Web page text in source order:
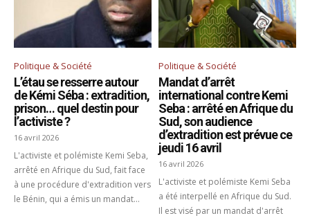
Politique & Société
L’étau se resserre autour
de Kémi Séba : extradition,
prison… quel destin pour
l’activiste ?
16 avril 2026
L'activiste et polémiste Kemi Seba,
arrêté en Afrique du Sud, fait face
à une procédure d'extradition vers
le Bénin, qui a émis un mandat...
Politique & Société
Mandat d’arrêt
international contre Kemi
Seba : arrêté en Afrique du
Sud, son audience
d’extradition est prévue ce
jeudi 16 avril
16 avril 2026
L'activiste et polémiste Kemi Seba
a été interpellé en Afrique du Sud.
Il est visé par un mandat d'arrêt